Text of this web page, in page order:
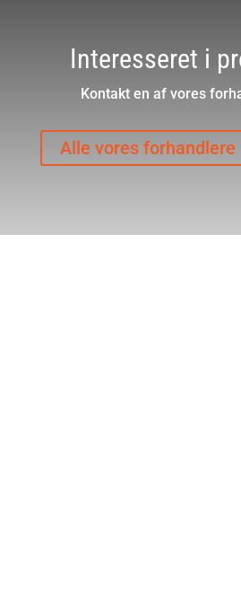
Interesseret i
Kontakt en af vores
Alle vores forhandlere